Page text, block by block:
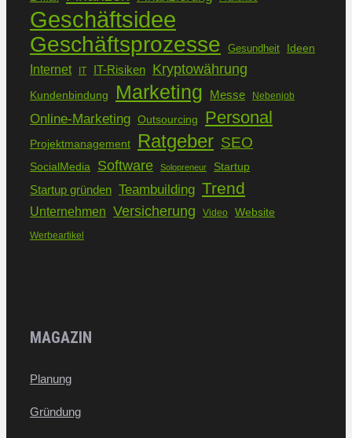
Geschäftsidee
Geschäftsprozesse Gesundheit Ideen
Internet IT IT-Risiken Kryptowährung
Kundenbindung Marketing Messe Nebenjob
Online-Marketing Outsourcing Personal
Projektmanagement Ratgeber SEO
SocialMedia Software Solopreneur Startup
Startup gründen Teambuilding Trend
Unternehmen Versicherung Video Website
Werbeartikel
MAGAZIN
Planung
Gründung